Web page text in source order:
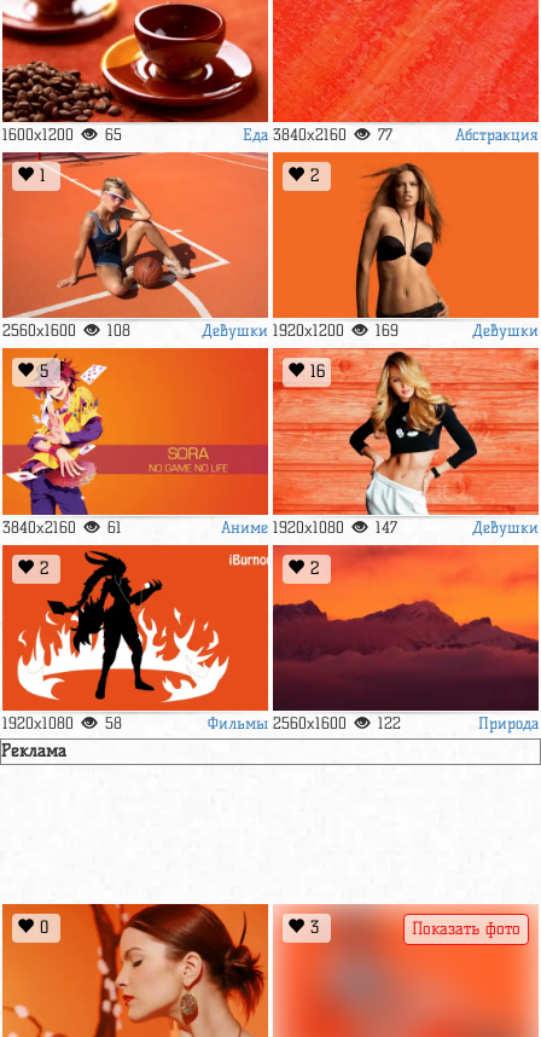
1600x1200 65 Еда 3840x2160 77 Абстракция
1
2560x1600 108 Девушки
2
1920x1200 169 Девушки
5
3840x2160 61 Аниме
16
1920x1080 147 Девушки
2
1920x1080 58 Фильмы
2
2560x1600 122 Природа
Реклама
0 3 Показать фото